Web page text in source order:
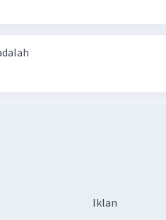
Iklan